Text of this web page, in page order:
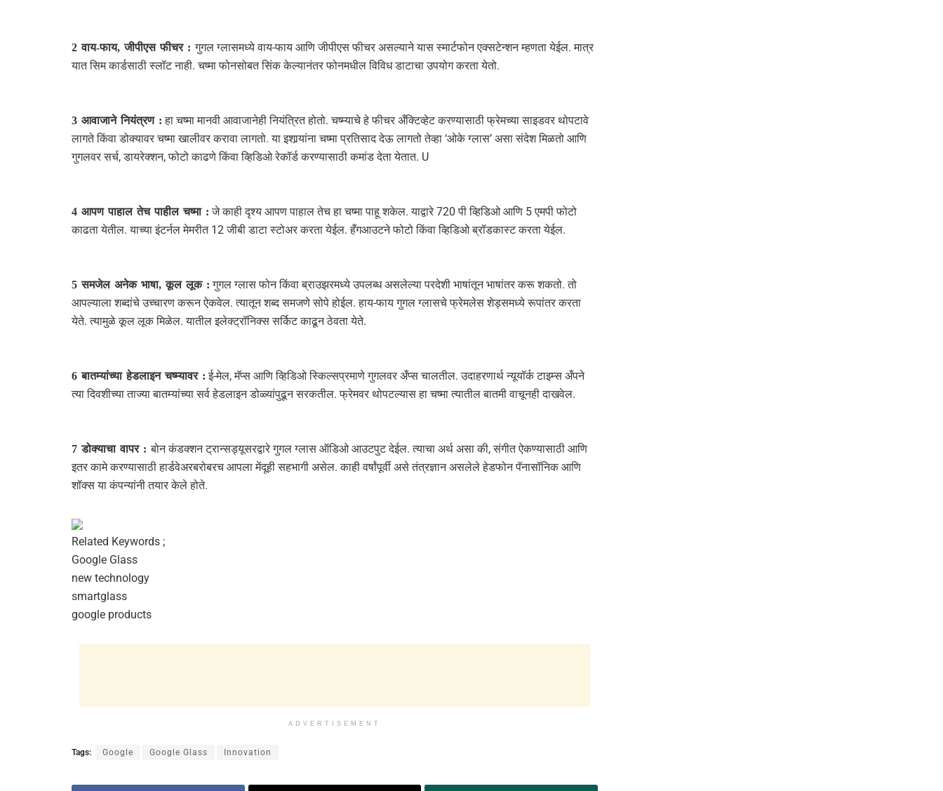
2 वाय-फाय, जीपीएस फीचर :गुगल ग्लासमध्ये वाय-फाय आणि जीपीएस फीचर असल्याने यास स्मार्टफोन एक्सटेन्शन म्हणता येईल. मात्र
यात सिम कार्डसाठी स्लॉट नाही. चष्मा फोनसोबत सिंक केल्यानंतर फोनमधील विविध डाटाचा उपयोग करता येतो.
3 आवाजाने नियंत्रण : हा चष्मा मानवी आवाजानेही नियंत्रित होतो. चष्म्याचे हे फीचर अँक्टिव्हेट करण्यासाठी फ्रेमच्या साइडवर थोपटावे
लागते किंवा डोक्यावर चष्मा खालीवर करावा लागतो. या इशार्‍यांना चष्मा प्रतिसाद देऊ लागतो तेव्हा ‘ओके ग्लास’ असा संदेश मिळतो आणि
गुगलवर सर्च, डायरेक्शन, फोटो काढणे किंवा व्हिडिओ रेकॉर्ड करण्यासाठी कमांड देता येतात. U
4 आपण पाहाल तेच पाहील चष्मा : जे काही दृश्य आपण पाहाल तेच हा चष्मा पाहू शकेल. याद्वारे 720 पी व्हिडिओ आणि 5 एमपी फोटो
काढता येतील. याच्या इंटर्नल मेमरीत 12 जीबी डाटा स्टोअर करता येईल. हँगआउटने फोटो किंवा व्हिडिओ ब्रॉडकास्ट करता येईल.
5 समजेल अनेक भाषा, कूल लूक : गुगल ग्लास फोन किंवा ब्राउझरमध्ये उपलब्ध असलेल्या परदेशी भाषांतून भाषांतर करू शकतो. तो
आपल्याला शब्दांचे उच्चारण करून ऐकवेल. त्यातून शब्द समजणे सोपे होईल. हाय-फाय गुगल ग्लासचे फ्रेमलेस शेड्समध्ये रूपांतर करता
येते. त्यामुळे कूल लूक मिळेल. यातील इलेक्ट्रॉनिक्स सर्किट काढून ठेवता येते.
6 बातम्यांच्या हेडलाइन चष्म्यावर : ई-मेल, मॅप्स आणि व्हिडिओ स्किल्सप्रमाणे गुगलवर अँप्स चालतील. उदाहरणार्थ न्यूयॉर्क टाइम्स अँपने
त्या दिवशीच्या ताज्या बातम्यांच्या सर्व हेडलाइन डोळ्यांपुढून सरकतील. फ्रेमवर थोपटल्यास हा चष्मा त्यातील बातमी वाचूनही दाखवेल.
7 डोक्याचा वापर :बोन कंडक्शन ट्रान्सड्यूसरद्वारे गुगल ग्लास ऑडिओ आउटपुट देईल. त्याचा अर्थ असा की, संगीत ऐकण्यासाठी आणि
इतर कामे करण्यासाठी हार्डवेअरबरोबरच आपला मेंदूही सहभागी असेल. काही वर्षांपूर्वी असे तंत्रज्ञान असलेले हेडफोन पॅनासॉनिक आणि
शॉक्स या कंपन्यांनी तयार केले होते.
Related Keywords ;
Google Glass
new technology
smartglass
google products
ADVERTISEMENT
Tags: Google Google Glass Innovation